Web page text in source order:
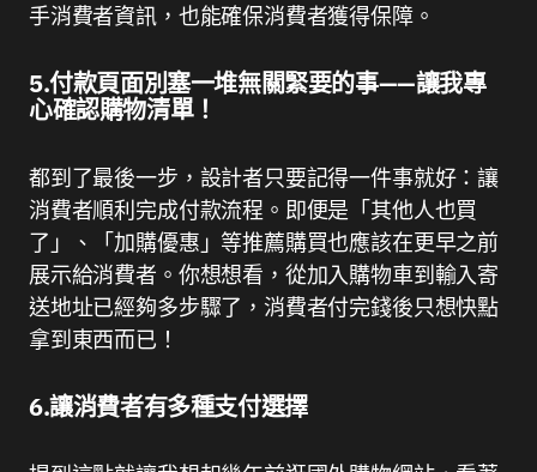
手消費者資訊，也能確保消費者獲得保障。
5.付款頁面別塞一堆無關緊要的事——讓我專
心確認購物清單！
都到了最後一步，設計者只要記得一件事就好：讓
消費者順利完成付款流程。即便是「其他人也買
了」、「加購優惠」等推薦購買也應該在更早之前
展示給消費者。你想想看，從加入購物車到輸入寄
送地址已經夠多步驟了，消費者付完錢後只想快點
拿到東西而已！
6.讓消費者有多種支付選擇